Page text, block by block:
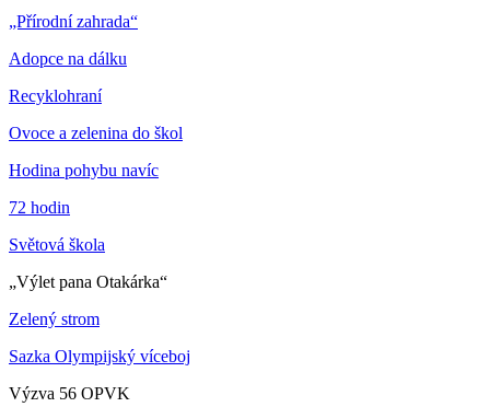
„Přírodní zahrada“
Adopce na dálku
Recyklohraní
Ovoce a zelenina do škol
Hodina pohybu navíc
72 hodin
Světová škola
„Výlet pana Otakárka“
Zelený strom
Sazka Olympijský víceboj
Výzva 56 OPVK